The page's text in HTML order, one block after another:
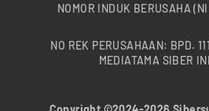
NOMOR INDUK BERUSAHA
NO REK PERUSAHAAN: BPD.
MEDIATAMA SIBER